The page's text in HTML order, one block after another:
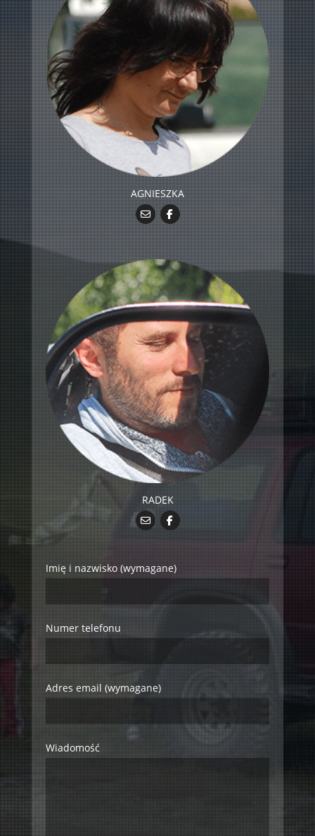
AGNIESZKA
RADEK
Imię i nazwisko (wymagane)
Numer telefonu
Adres email (wymagane)
Wiadomość